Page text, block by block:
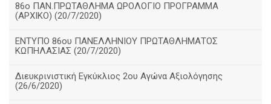
86o ΠΑΝ.ΠΡΩΤΑΘΛΗΜΑ ΩΡΟΛΟΓΙΟ ΠΡΟΓΡΑΜΜΑ
(ΑΡΧΙΚΟ) (20/7/2020)
ΕΝΤΥΠΟ 86ου ΠΑΝΕΛΛΗΝΙΟΥ ΠΡΩΤΑΘΛΗΜΑΤΟΣ
ΚΩΠΗΛΑΣΙΑΣ (20/7/2020)
Διευκρινιστική Εγκύκλιος 2ου Αγώνα Αξιολόγησης
(26/6/2020)